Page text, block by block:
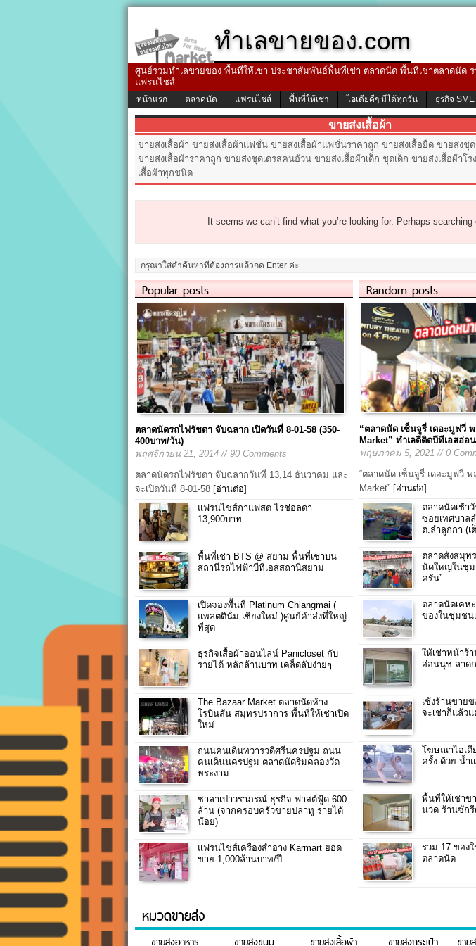
ทำเลขายของ.com
ศูนย์รวมทำเลขายของ พื้นที่ให้เช่า ประชาสัมพันธ์พื้นที่เช่า ตลาดนัด พื้นที่เช่าตลาดนัด
แฟรนไชส์
หน้าแรก ตลาดนัด แฟรนไชส์ พื้นที่ให้เช่า ไอเดียดีๆ มีได้ทุกวัน ธุรกิจ
ขายส่งเสื้อผ้า
ขายส่งเสื้อผ้า ขายส่งเสื้อผ้าแฟชั่น ขายส่งเสื้อผ้าแฟชั่นราคาถูก ขายส่งเสื้อยืด ขายส่งชุ
ขายส่งเสื้อผ้าราคาถูก ขายส่งชุดเดรสคนอ้วน ขายส่งเสื้อผ้าเด็ก ชุดเด็ก ขายส่งเสื้อผ้าโ
เสื้อผ้าทุกชนิด
It seems we can’t find what you’re looking for. Perhaps searching
Popular posts
ตลาดนัดรถไฟรัชดา จับฉลาก เปิดวันที่ 8-01-58 (350-
400บาท/วัน)
พฤศจิกายน 21, 2014 // 90 Comments
ตลาดนัดรถไฟรัชดา จับฉลากวันที่ 13,14 ธันวาคม และ
จะเปิดวันที่ 8-01-58 [อ่านต่อ]
แฟรนไชส์กาแฟสด ไร่ช่อลดา
13,900บาท.
พื้นที่เช่า BTS @ สยาม พื้นที่เช่าบน
สถานีรถไฟฟ้าบีทีเอสสถานีสยาม
เปิดจองพื้นที่ Platinum Chiangmai (
แพลตตินั่ม เชียงใหม่ )ศูนย์ค้าส่งที่ใหญ่
ที่สุด
ธุรกิจเสื้อผ้าออนไลน์ Panicloset กับ
รายได้ หลักล้านบาท เคล็ดลับง่ายๆ
The Bazaar Market ตลาดนัดห้าง
โรบินสัน สมุทรปราการ พื้นที่ให้เช่าเปิด
ใหม่
ถนนคนเดินทวารวดีศรีนครปฐม ถนน
คนเดินนครปฐม ตลาดนัดริมคลองวัด
พระงาม
ซาลาเปาวราภรณ์ ธุรกิจ ฟาสต์ฟู้ด 600
ล้าน (จากครอบครัวขายปลาทู รายได้
น้อย)
แฟรนไชส์เครื่องสำอาง Karmart ยอด
ขาย 1,000ล้านบาท/ปี
Random posts
“ตลาดนัด เซ็นจูรี่ เดอะมูฟวี่
Market” ทำเลดีติดบีทีเอสอ่อ
พฤษภาคม 5, 2021 // 0
“ตลาดนัด เซ็นจูรี่ เดอะมูฟวี่
Market” [อ่านต่อ]
ตลาดนัดเช้า
ซอยเทศบาล
ต.ลำลูกกา (เ
ตลาดสังสมุท
นัดใหญ่ในชุม
ครัน”
ตลาดนัดเคห
ของในชุมชน
ให้เช่าหน้าร้
อ่อนนุช ลาด
เซ้งร้านขาย
จะเช่าก็แล้วแ
โฆษณาไอเดีย
ครั้ง ด้วย น้ำ
พื้นที่ให้เช่าข
นวด ร้านซัก
รวม 17 ของ
ตลาดนัด
หมวดขายส่ง
ขายส่งอาหาร ขายส่งขนม ขายส่งเสื้อผ้า ขายส่งกระเป๋า ขาย